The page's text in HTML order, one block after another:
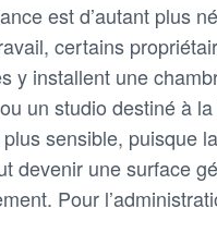
est d’autant plus
certains
y installent une
un studio destiné à
sensible, puisque
devenir une surface
Pour